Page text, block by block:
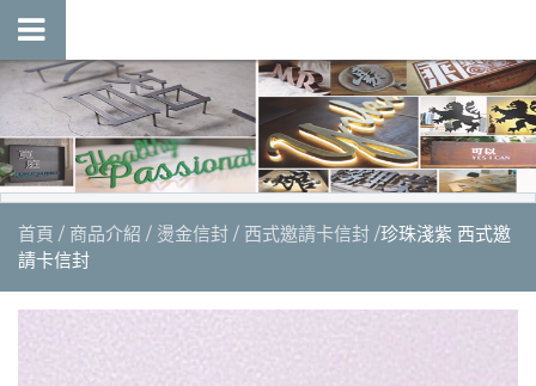
首頁 商品介紹 燙金信封 西式邀請卡信封 珍珠淺紫 西式邀
請卡信封